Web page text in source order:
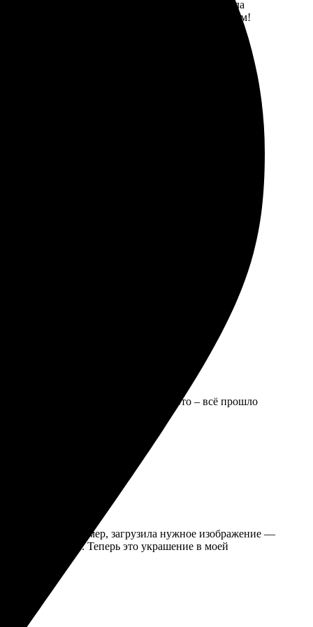
на сайт, выбрала нужный размер. Оплата прошла
друзьям, они были в восторге! Рекомендую всем!
выполнен! Умение работать с клиентами на
оформил заявку. Связались оперативно,
всем, кто ценит качество!
Выбрала размер, загрузила фото – всё прошло
Выбрала размер, загрузила нужное изображение —
и насыщенные. Теперь это украшение в моей